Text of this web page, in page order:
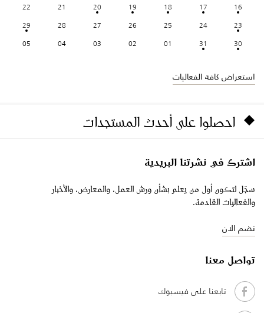
16
17
18
19
20
21
22
23
24
25
26
27
28
29
30
31
01
02
03
04
05
استعراض كافة الفعاليات
احصلوا على أحدث المستجدات
اشترك في نشرتنا البريدية
سجّل لتكون أول من يعلم بشأن ورش العمل، والمعارض، والأخبار
والفعاليات القادمة.
نضم الان
تواصل معنا
تابعنا على فيسبوك